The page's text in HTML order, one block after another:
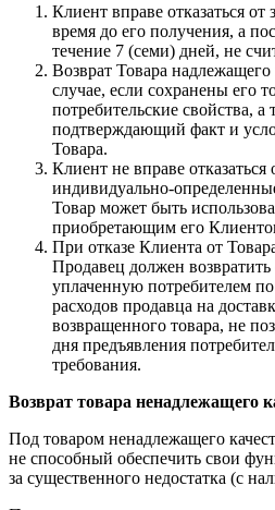
Клиент вправе отказаться
время до его получения, а
течение 7 (семи) дней, не
Возврат Товара надлежащего
случае, если сохранены его
потребительские свойства, а
подтверждающий факт и
Товара.
Клиент не вправе
индивидуально-
Товар может быть
приобретающим его
При отказе Клиента от
Продавец должен
уплаченную потребителем
расходов продавца на
возвращенного товара, не
дня предъявления
требования.
Возврат товара ненадлежащего
Под товаром ненадлежащего
не способный обеспечить свои
за существенного недостатка (с